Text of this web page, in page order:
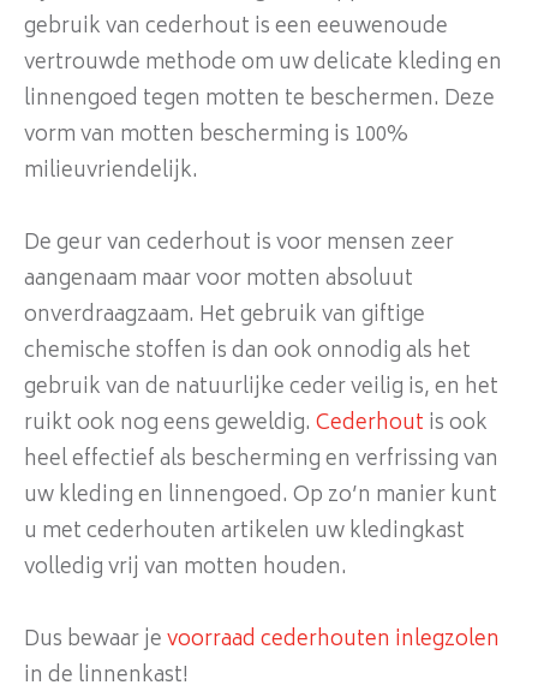
gebruik van cederhout is een eeuwenoude
vertrouwde methode om uw delicate kleding en
linnengoed tegen motten te beschermen. Deze
vorm van motten bescherming is 100%
milieuvriendelijk.
De geur van cederhout is voor mensen zeer
aangenaam maar voor motten absoluut
onverdraagzaam. Het gebruik van giftige
chemische stoffen is dan ook onnodig als het
gebruik van de natuurlijke ceder veilig is, en het
ruikt ook nog eens geweldig. Cederhout is ook
heel effectief als bescherming en verfrissing van
uw kleding en linnengoed. Op zo’n manier kunt
u met cederhouten artikelen uw kledingkast
volledig vrij van motten houden.
Dus bewaar jevoorraad cederhouten inlegzolen
in de linnenkast!